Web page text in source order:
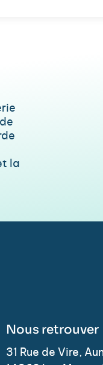
la
Nous retrouver
31 Rue de Vire,